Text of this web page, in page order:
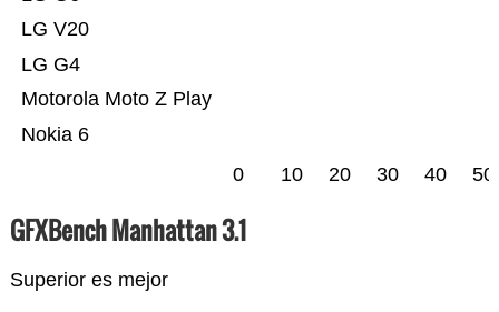
Nokia 6
Motorola Moto Z Play
LG G4
LG V20
0 10 20 30 40 50
GFXBench Manhattan 3.1
Superior es mejor